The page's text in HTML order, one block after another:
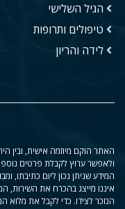
הגיל השלישי
טיפולים ותרופות
לידה והריון
האתר הוקם מיוזמה אישית, ובין
ולאפשר ערוץ לקבלת פרטים
המידע שניתן נכון ליום כתיבתו,
איננו מייצג בהכרח את השירות,
הנזכר לצידו. כדי לקבל את מלוא